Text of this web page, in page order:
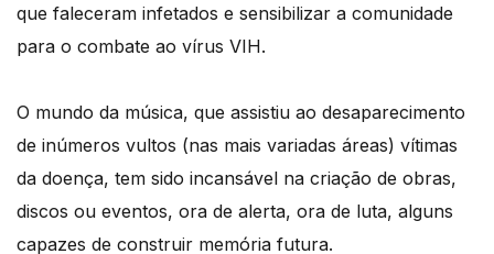
que faleceram infetados e sensibilizar a comunidade
para o combate ao vírus VIH.
O mundo da música, que assistiu ao desaparecimento
de inúmeros vultos (nas mais variadas áreas) vítimas
da doença, tem sido incansável na criação de obras,
discos ou eventos, ora de alerta, ora de luta, alguns
capazes de construir memória futura.